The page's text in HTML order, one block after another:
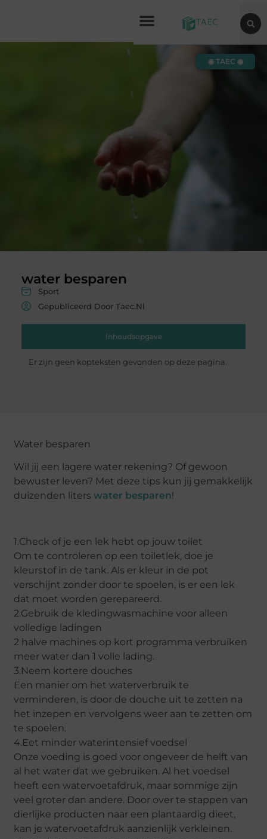
water besparen
Sport
Gepubliceerd Door Taec.nl
Inhoudsopgave
Er zijn geen kopteksten gevonden op deze pagina.
◉ TAEC ◉
Water besparen
Wil jij een lagere water rekening? Of gewoon
bewuster leven? Met deze tips kun jij gemakkelijk
duizenden liters water besparen!
1.Check of je een lek hebt op jouw toilet
Om te controleren op een toiletlek, doe je
kleurstof in de tank. Als er kleur in de pot
verschijnt zonder door te spoelen, is er een lek
dat moet worden gerepareerd.
2.Gebruik de kledingwasmachine voor alleen
volledige ladingen
2 halve machines op kort programma verbruiken
meer water dan 1 volle lading.
3.Neem kortere douches
Een manier om het waterverbruik te
verminderen, is door de douche uit te zetten na
het inzepen en vervolgens weer aan te zetten om
te spoelen.
4.Eet minder waterintensief voedsel
Onze voeding is goed voor ongeveer de helft van
al het water dat we gebruiken. Al het voedsel
heeft een watervoetafdruk, maar sommige zijn
veel groter dan andere. Door over te stappen van
dierlijke producten naar een plantaardig dieet,
kan je watervoetafdruk aanzienlijk verkleinen.